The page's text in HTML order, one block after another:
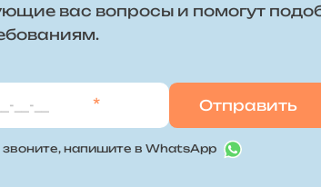
вас вопросы и помогут
*
звоните, напишите в WhatsApp